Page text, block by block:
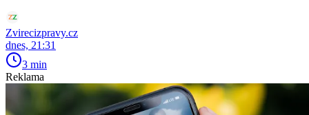
Zvirecizpravy.cz
dnes, 21:31
3 min
Reklama